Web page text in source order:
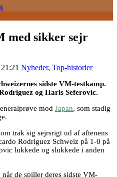
med sikker sejr
Nyheder, Top-historier
sidste VM-testkamp.
og Haris Seferovic.
mod Japan, som stadig
trak sig sejrsrigt ud af aftenens
Rodriguez Schweiz på 1-0 på
lukkede og slukkede i anden
de spiller deres sidste VM-